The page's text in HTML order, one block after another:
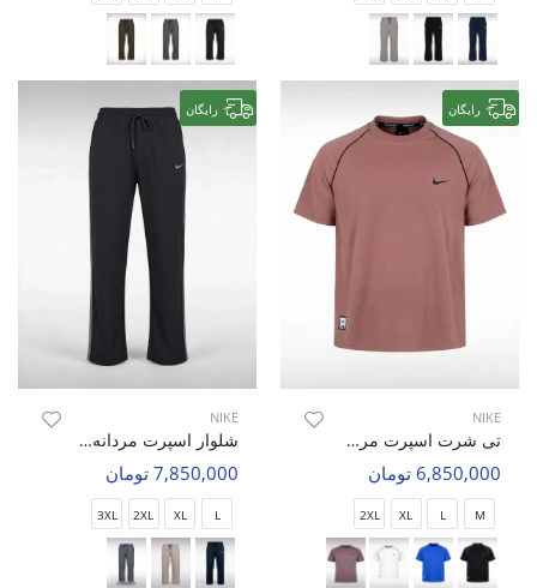
رایگان
NIKE
تی شرت اسپرت مردانه نایک Nike Iron Soul M
6,850,000 تومان
M
L
XL
2XL
رایگان
NIKE
شلوار اسپرت مردانه نایک Nike Urban Ease M
7,850,000 تومان
L
XL
2XL
3XL